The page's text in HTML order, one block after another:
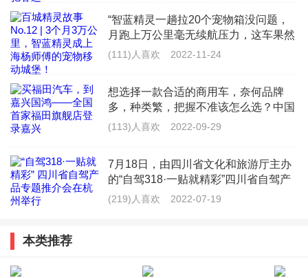
锈斑处涂一层我们平常使用的牙膏。这样也能起到临时
防锈的作用，短期内效果还是不错的，下雨洗车之后也
要记得再涂上。
第三种，去汽车美容店或者是4S店进行清洁。
玻璃水可以擦车身吗
最好不要用。
在雨刮器的玻璃水含有不一样的成分，用在车身漆面不
景区旅
“智蓝精灵一趟拉20个宠物箱没问题，
月跑上万公里毫无续航压力，这车果然
是&lsquo;能跑能装&rsquo;的VAN界天
(111)人喜欢 2022-11-24
想选择一款合适的商用车，奈何品牌
多，种类繁，把握不准该怎么选？中国
商用车领军品牌福田汽车给你最佳答
的用车
(113)人喜欢 2022-09-29
7月18日，由四川省文化和旅游厅主办
的“自驾318·一贴就精彩”四川省自驾产
品专题推介会在杭州举办。推介会上，
(219)人喜欢 2022-07-19
本类推荐